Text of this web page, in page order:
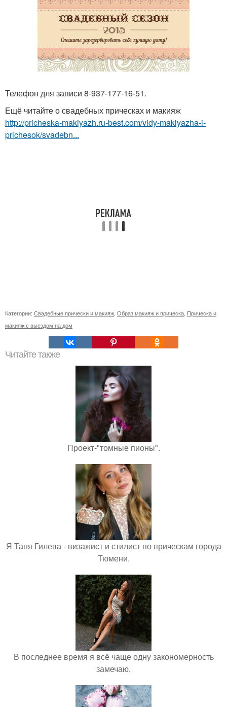
Телефон для записи 8-937-177-16-51.
Ещё читайте о свадебных прическах и макияж
http://pricheska-makiyazh.ru-best.com/vidy-makiyazha-i-
prichesok/svadebn...
Категории: Свадебные прически и макияж, Образ макияж и прическа, Прическа и
макияж с выездом на дом
Читайте также
Проект-"томные пионы".
Я Таня Гилева - визажист и стилист по прическам города
Тюмени.
В последнее время я всё чаще одну закономерность
замечаю.